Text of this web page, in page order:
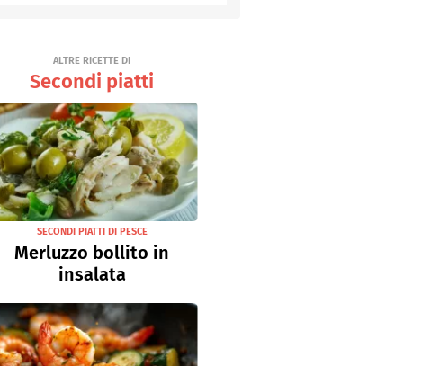
ALTRE RICETTE DI
Secondi piatti
SECONDI PIATTI DI PESCE
Merluzzo bollito in
insalata